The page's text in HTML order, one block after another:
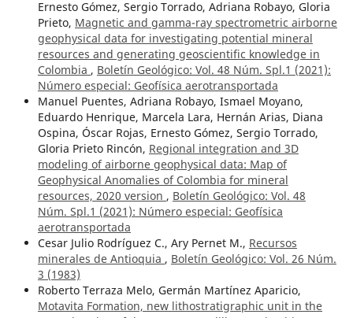
Ernesto Gómez, Sergio Torrado, Adriana Robayo, Gloria
Prieto, Magnetic and gamma-ray spectrometric airborne
geophysical data for investigating potential mineral
resources and generating geoscientific knowledge in
Colombia , Boletín Geológico: Vol. 48 Núm. Spl.1 (2021):
Número especial: Geofísica aerotransportada
Manuel Puentes, Adriana Robayo, Ismael Moyano,
Eduardo Henrique, Marcela Lara, Hernán Arias, Diana
Ospina, Óscar Rojas, Ernesto Gómez, Sergio Torrado,
Gloria Prieto Rincón, Regional integration and 3D
modeling of airborne geophysical data: Map of
Geophysical Anomalies of Colombia for mineral
resources, 2020 version , Boletín Geológico: Vol. 48
Núm. Spl.1 (2021): Número especial: Geofísica
aerotransportada
Cesar Julio Rodríguez C., Ary Pernet M., Recursos
minerales de Antioquia , Boletín Geológico: Vol. 26 Núm.
3 (1983)
Roberto Terraza Melo, Germán Martínez Aparicio,
Motavita Formation, new lithostratigraphic unit in the